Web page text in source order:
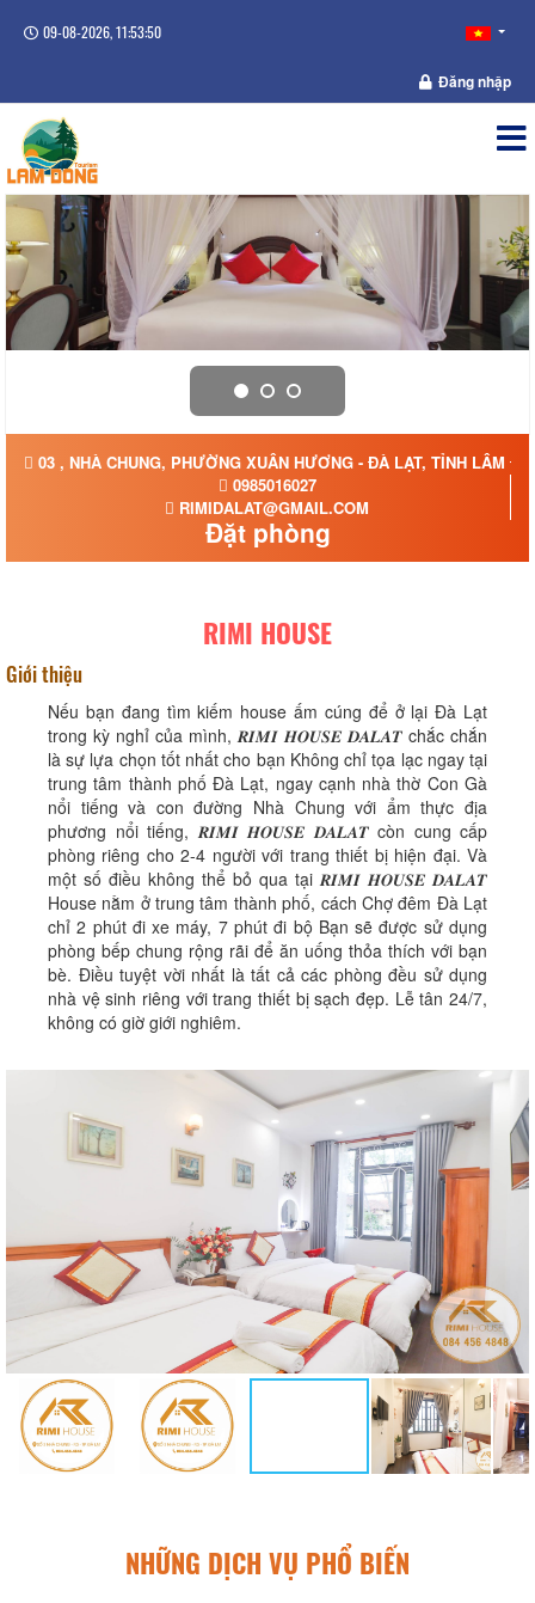
09-08-2026, 11:53:50
Đăng nhập
03 , NHÀ CHUNG, PHƯỜNG XUÂN HƯƠNG - ĐÀ LẠT, TỈNH LÂM
0985016027
RIMIDALAT@GMAIL.COM
Đặt phòng
RIMI HOUSE
Giới thiệu
Nếu bạn đang tìm kiếm house ấm cúng để ở lại Đà Lạt
trong kỳ nghỉ của mình, 𝑹𝑰𝑴𝑰 𝑯𝑶𝑼𝑺𝑬 𝑫𝑨𝑳𝑨𝑻 chắc chắn
là sự lựa chọn tốt nhất cho bạn Không chỉ tọa lạc ngay tại
trung tâm thành phố Đà Lạt, ngay cạnh nhà thờ Con Gà
nổi tiếng và con đường Nhà Chung với ẩm thực địa
phương nổi tiếng, 𝑹𝑰𝑴𝑰 𝑯𝑶𝑼𝑺𝑬 𝑫𝑨𝑳𝑨𝑻 còn cung cấp
phòng riêng cho 2-4 người với trang thiết bị hiện đại. Và
một số điều không thể bỏ qua tại 𝑹𝑰𝑴𝑰 𝑯𝑶𝑼𝑺𝑬 𝑫𝑨𝑳𝑨𝑻
House nằm ở trung tâm thành phố, cách Chợ đêm Đà Lạt
chỉ 2 phút đi xe máy, 7 phút đi bộ Bạn sẽ được sử dụng
phòng bếp chung rộng rãi để ăn uống thỏa thích với bạn
bè. Điều tuyệt vời nhất là tất cả các phòng đều sử dụng
nhà vệ sinh riêng với trang thiết bị sạch đẹp. Lễ tân 24/7,
không có giờ giới nghiêm.
NHỮNG DỊCH VỤ PHỔ BIẾN